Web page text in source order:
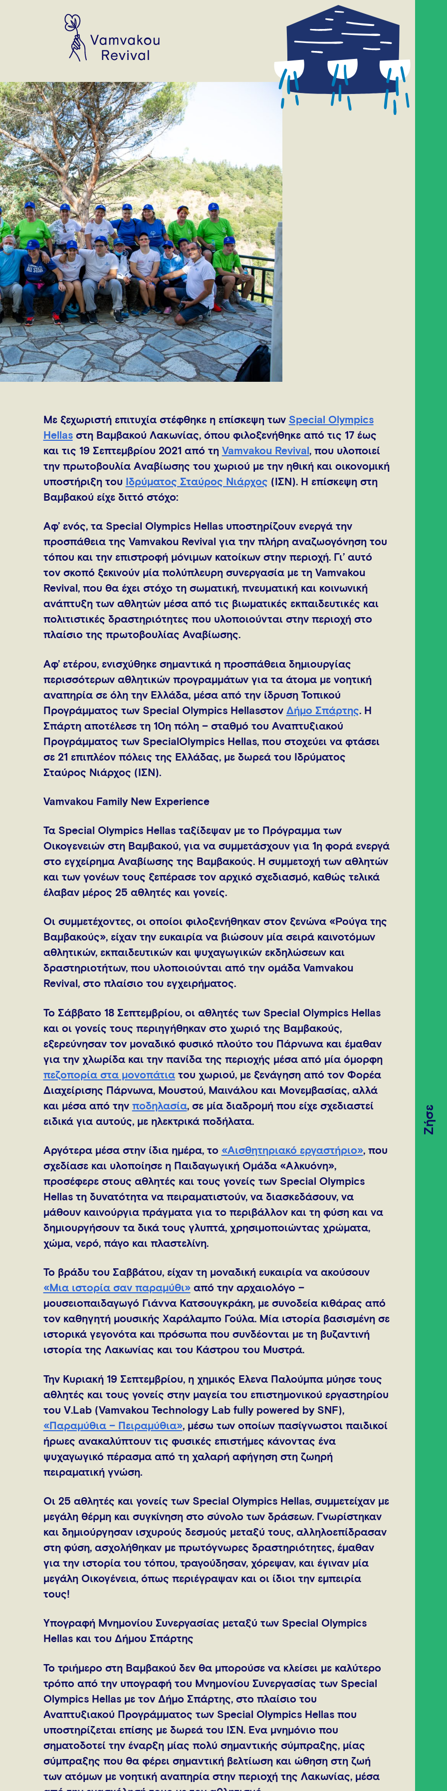
Ζήσε
Με ξεχωριστή επιτυχία στέφθηκε η επίσκεψη των Special Olympics
Hellasστη Βαμβακού Λακωνίας, όπου φιλοξενήθηκε από τις 17 έως
και τις 19 Σεπτεμβρίου 2021 από τη Vamvakou Revival , που υλοποιεί
την πρωτοβουλία Aναβίωσης του χωριού με την ηθική και οικονομική
υποστήριξη του
Ιδρύματος Σταύρος Νιάρχος (ΙΣΝ). Η επίσκεψη στη
Βαμβακού είχε διττό στόχο:
Αφ’ ενός, τα Special Olympics Hellas υποστηρίζουν ενεργά την
προσπάθεια της Vamvakou Revival για την πλήρη αναζωογόνηση του
τόπου και την επιστροφή μόνιμων κατοίκων στην περιοχή. Γι’ αυτό
τον σκοπό ξεκινούν μία πολύπλευρη συνεργασία με τη Vamvakou
Revival, που θα έχει στόχο τη σωματική, πνευματική και κοινωνική
ανάπτυξη των αθλητών μέσα από τις βιωματικές εκπαιδευτικές και
πολιτιστικές δραστηριότητες που υλοποιούνται στην περιοχή στο
πλαίσιο της πρωτοβουλίας Αναβίωσης.
Αφ’ ετέρου, ενισχύθηκε σημαντικά η προσπάθεια δημιουργίας
περισσότερων αθλητικών προγραμμάτων για τα άτομα με νοητική
αναπηρία σε όλη την Ελλάδα, μέσα από την ίδρυση Τοπικού
Προγράμματος των Special Olympics Hellasστον Δήμο Σπάρτης. Η
Σπάρτη αποτέλεσε τη 10η πόλη – σταθμό του Αναπτυξιακού
Προγράμματος των SpecialOlympics Hellas, που στοχεύει να φτάσει
σε 21 επιπλέον πόλεις της Ελλάδας, με δωρεά του Ιδρύματος
Σταύρος Νιάρχος (ΙΣΝ).
Vamvakou Family New Experience
Τα Special Olympics Hellas ταξίδεψαν με το Πρόγραμμα των
Οικογενειών στη Βαμβακού, για να συμμετάσχουν για 1η φορά ενεργά
στο εγχείρημα Αναβίωσης της Βαμβακούς. Η συμμετοχή των αθλητών
και των γονέων τους ξεπέρασε τον αρχικό σχεδιασμό, καθώς τελικά
έλαβαν μέρος 25 αθλητές και γονείς.
Οι συμμετέχοντες, οι οποίοι φιλοξενήθηκαν στον ξενώνα «Ρούγα της
Βαμβακούς», είχαν την ευκαιρία να βιώσουν μία σειρά καινοτόμων
αθλητικών, εκπαιδευτικών και ψυχαγωγικών εκδηλώσεων και
δραστηριοτήτων, που υλοποιούνται από την ομάδα Vamvakou
Revival, στο πλαίσιο του εγχειρήματος.
Το Σάββατο 18 Σεπτεμβρίου, οι αθλητές των Special Olympics Hellas
και οι γονείς τους περιηγήθηκαν στο χωριό της Βαμβακούς,
εξερεύνησαν τον μοναδικό φυσικό πλούτο του Πάρνωνα και έμαθαν
για την χλωρίδα και την πανίδα της περιοχής μέσα από μία όμορφη
πεζοπορία στα μονοπάτιατου χωριού, με ξενάγηση από τον Φορέα
Διαχείρισης Πάρνωνα, Μουστού, Μαινάλου και Μονεμβασίας, αλλά
και μέσα από την ποδηλασία, σε μία διαδρομή που είχε σχεδιαστεί
ειδικά για αυτούς, με ηλεκτρικά ποδήλατα.
Αργότερα μέσα στην ίδια ημέρα, το «Αισθητηριακό εργαστήριο», που
σχεδίασε και υλοποίησε η Παιδαγωγική Ομάδα «Αλκυόνη»,
προσέφερε στους αθλητές και τους γονείς των Special Olympics
Hellas τη δυνατότητα να πειραματιστούν, να διασκεδάσουν, να
μάθουν καινούργια πράγματα για το περιβάλλον και τη φύση και να
δημιουργήσουν τα δικά τους γλυπτά, χρησιμοποιώντας χρώματα,
χώμα, νερό, πάγο και πλαστελίνη.
Το βράδυ του Σαββάτου, είχαν τη μοναδική ευκαιρία να ακούσουν
«Μια ιστορία σαν παραμύθι»από την αρχαιολόγο –
μουσειοπαιδαγωγό Γιάννα Κατσουγκράκη, με συνοδεία κιθάρας από
τον καθηγητή μουσικής Χαράλαμπο Γούλα. Μία ιστορία βασισμένη σε
ιστορικά γεγονότα και πρόσωπα που συνδέονται με τη βυζαντινή
ιστορία της Λακωνίας και του Κάστρου του Μυστρά.
Την Κυριακή 19 Σεπτεμβρίου, η χημικός Έλενα Παλούμπα μύησε τους
αθλητές και τους γονείς στην μαγεία του επιστημονικού εργαστηρίου
του V.Lab (Vamvakou Technology Lab fully powered by SNF),
«Παραμύθια – Πειραμύθια», μέσω των οποίων πασίγνωστοι παιδικοί
ήρωες ανακαλύπτουν τις φυσικές επιστήμες κάνοντας ένα
ψυχαγωγικό πέρασμα από τη χαλαρή αφήγηση στη ζωηρή
πειραματική γνώση.
Οι 25 αθλητές και γονείς των Special Olympics Hellas, συμμετείχαν με
μεγάλη θέρμη και συγκίνηση στο σύνολο των δράσεων. Γνωρίστηκαν
και δημιούργησαν ισχυρούς δεσμούς μεταξύ τους, αλληλοεπίδρασαν
στη φύση, ασχολήθηκαν με πρωτόγνωρες δραστηριότητες, έμαθαν
για την ιστορία του τόπου, τραγούδησαν, χόρεψαν, και έγιναν μία
μεγάλη Οικογένεια, όπως περιέγραψαν και οι ίδιοι την εμπειρία
τους!
Υπογραφή Μνημονίου Συνεργασίας μεταξύ των Special Olympics
Hellas και του Δήμου Σπάρτης
Το τριήμερο στη Βαμβακού δεν θα μπορούσε να κλείσει με καλύτερο
τρόπο από την υπογραφή του Μνημονίου Συνεργασίας των Special
Olympics Hellas με τον Δήμο Σπάρτης, στο πλαίσιο του
Αναπτυξιακού Προγράμματος των Special Olympics Hellas που
υποστηρίζεται επίσης με δωρεά του ΙΣΝ. Ένα μνημόνιο που
σηματοδοτεί την έναρξη μίας πολύ σημαντικής σύμπραξης, μίας
σύμπραξης που θα φέρει σημαντική βελτίωση και ώθηση στη ζωή
των ατόμων με νοητική αναπηρία στην περιοχή της Λακωνίας, μέσα